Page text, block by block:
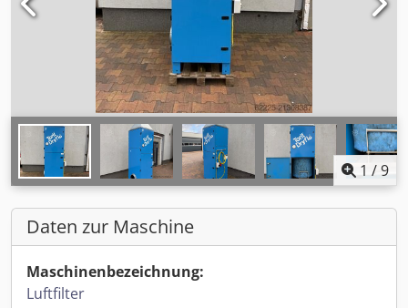
1 /9
Daten zur Maschine
Maschinenbezeichnung:
Luftfilter